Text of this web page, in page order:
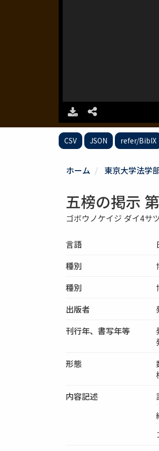
CSV JSON refer/BibIX
ホーム 東京大学法学
五榜の掲示
ゴボウノケイジ ダイ4サ
言語
種別
種別
出版者
刊行年、書写年等
形態
内容記述